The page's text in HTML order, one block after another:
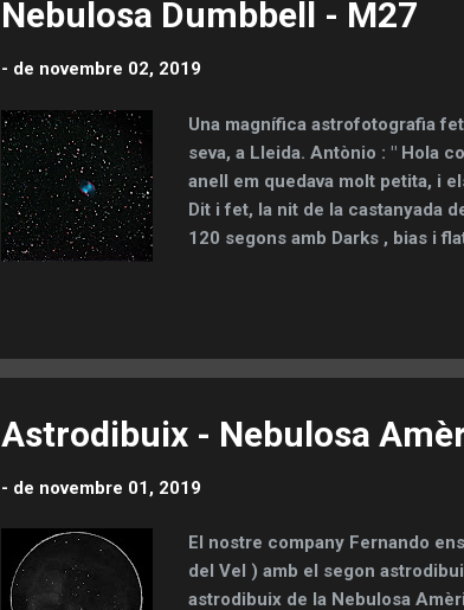
Nebulosa Dumbbell - M27
- de novembre 02, 2019
Una magnífica astrofotografia
seva, a Lleida. Antònio : " Hola
anell em quedava molt petita, i
Dit i fet, la nit de la castanyada
120 segons amb Darks , bias i
Astrodibuix - Nebulosa
- de novembre 01, 2019
El nostre company Fernando
del Vel ) amb el segon
astrodibuix de la Nebulosa